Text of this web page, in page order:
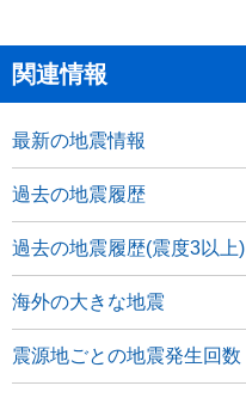
関連情報
最新の地震情報
過去の地震履歴
過去の地震履歴(震度3以上)
海外の大きな地震
震源地ごとの地震発生回数